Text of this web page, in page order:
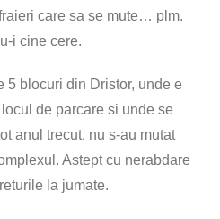
care sa se mute… plm.
i cine cere.
5 blocuri din Dristor, unde e
de parcare si unde se
anul trecut, nu s-au mutat
Astept cu nerabdare
la jumate.